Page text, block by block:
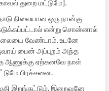
துறை மட்டுமே].
நிலையான ஒரு நான்கு
என்று சொன்னால்
வேண்டாம். உடனே
பைன் அப்புறம் அந்த
ஆணுக்கு ஏற்கனவே நாள்
பிரச்சனை.
இறங்கட்டும். இறைவனே